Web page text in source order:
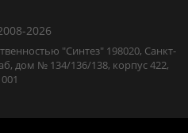
2026
"Синтез" 198020, Санкт-
дом № 134/136/138, корпус 422,